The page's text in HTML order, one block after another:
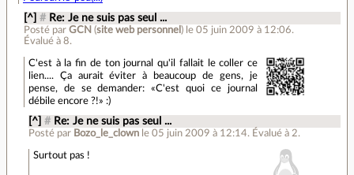
[^] # Re: Je ne suis pas seul ...
Posté par GCN (site web personnel ) le 05 juin 2009 à 12:06.
Évalué à 8.
C'est à la fin de ton journal qu'il fallait le coller ce
lien.... Ça aurait éviter à beaucoup de gens, je
pense, de se demander: «C'est quoi ce journal
débile encore ?!» :)
[^] # Re: Je ne suis pas seul ...
Posté par Bozo_le_clown le 05 juin 2009 à 12:14. Évalué à 2.
Surtout pas !